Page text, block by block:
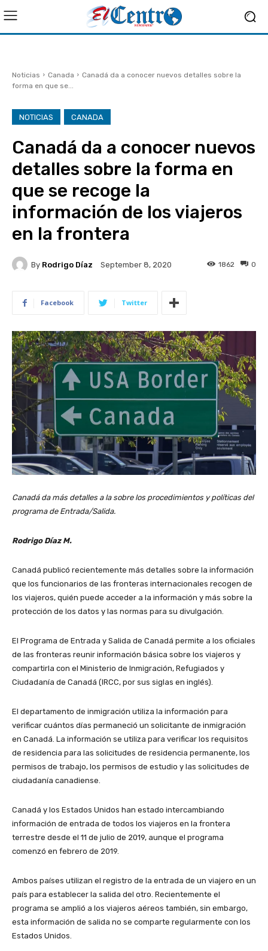
Noticias Canada
Canadá da a conocer nuevos detalles sobre la
forma en que se...
NOTICIAS CANADA
Canadá da a conocer nuevos
detalles sobre la forma en
que se recoge la
información de los viajeros
en la frontera
By Rodrigo Díaz September 8, 2020 0
1862
Facebook Twitter
Canadá da más detalles a la sobre los procedimientos y políticas del
programa de Entrada/Salida.
Rodrigo Díaz M.
Canadá publicó recientemente más detalles sobre la información
que los funcionarios de las fronteras internacionales recogen de
los viajeros, quién puede acceder a la información y más sobre la
protección de los datos y las normas para su divulgación.
El Programa de Entrada y Salida de Canadá permite a los oficiales
de las fronteras reunir información básica sobre los viajeros y
compartirla con el Ministerio de Inmigración, Refugiados y
Ciudadanía de Canadá (IRCC, por sus siglas en inglés).
El departamento de inmigración utiliza la información para
verificar cuántos días permaneció un solicitante de inmigración
en Canadá. La información se utiliza para verificar los requisitos
de residencia para las solicitudes de residencia permanente, los
permisos de trabajo, los permisos de estudio y las solicitudes de
ciudadanía canadiense.
Canadá y los Estados Unidos han estado intercambiando
información de entrada de todos los viajeros en la frontera
terrestre desde el 11 de julio de 2019, aunque el programa
comenzó en febrero de 2019.
Ambos países utilizan el registro de la entrada de un viajero en un
país para establecer la salida del otro. Recientemente el
programa se amplió a los viajeros aéreos también, sin embargo,
esta información de salida no se comparte regularmente con los
Estados Unidos.